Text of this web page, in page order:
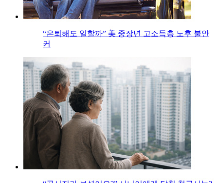
“은퇴해도 일할까” 美 중장년 고소득층 노후 불안
커